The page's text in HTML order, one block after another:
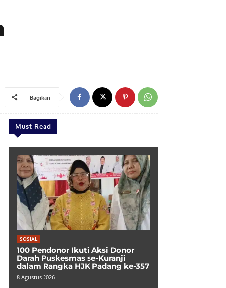
Bagikan
Must Read
SOSIAL
100 Pendonor Ikuti Aksi Donor
Darah Puskesmas se-Kuranji
dalam Rangka HJK Padang ke-357
8 Agustus 2026